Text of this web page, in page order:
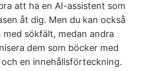
att ha en AI-assistent som
åt dig. Men du kan också
sökfält, medan andra
dem som böcker med
en innehållsförteckning.